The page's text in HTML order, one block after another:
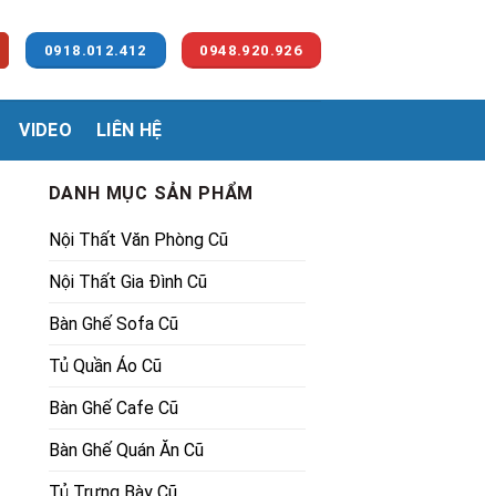
0918.012.412 0948.920.926
VIDEO LIÊN HỆ
DANH MỤC SẢN PHẨM
Nội Thất Văn Phòng Cũ
Nội Thất Gia Đình Cũ
Bàn Ghế Sofa Cũ
Tủ Quần Áo Cũ
Bàn Ghế Cafe Cũ
Bàn Ghế Quán Ăn Cũ
Tủ Trưng Bày Cũ